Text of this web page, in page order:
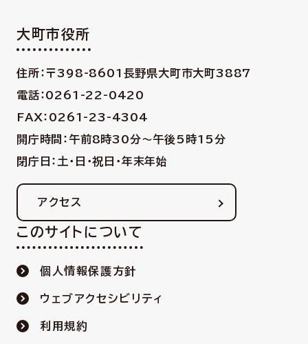
大町市役所
住所：〒398-8601 長野県大町市大町3887
電話：0261-22-0420
FAX：0261-23-4304
開庁時間：午前8時30分〜午後5時15分
閉庁日：土・日・祝日・年末年始
アクセス
このサイトについて
個人情報保護方針
ウェブアクセシビリティ
利用規約